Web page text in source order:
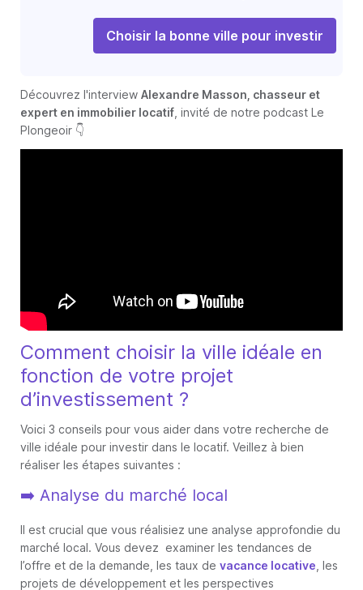
Choisir la bonne ville pour investir
Découvrez l'interview Alexandre Masson, chasseur et
expert en immobilier locatif , invité de notre podcast Le
Plongeoir 👇
Comment choisir la ville idéale en
fonction de votre projet
d’investissement ?
Voici 3 conseils pour vous aider dans votre recherche de
ville idéale pour investir dans le locatif. Veillez à bien
réaliser les étapes suivantes :
➡️ Analyse du marché local
Il est crucial que vous réalisiez une analyse approfondie du
marché local. Vous devez examiner les tendances de
l’offre et de la demande, les taux de vacance locative , les
projets de développement et les perspectives